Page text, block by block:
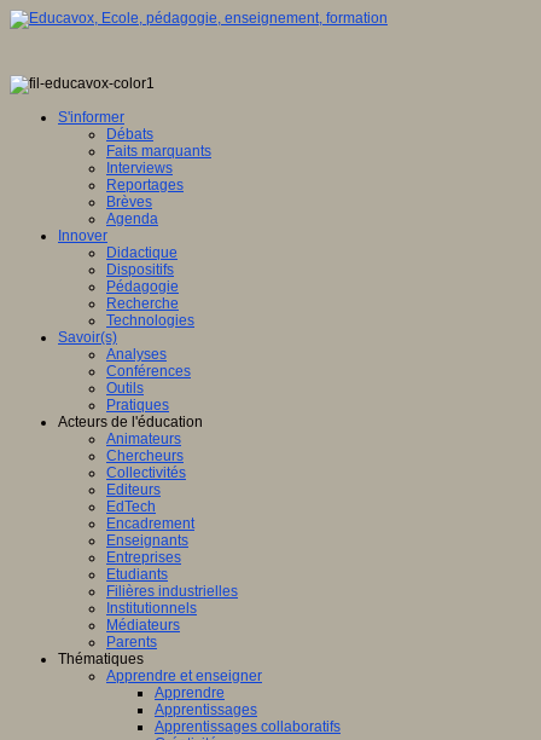
S'informer
Débats
Faits marquants
Interviews
Reportages
Brèves
Agenda
Innover
Didactique
Dispositifs
Pédagogie
Recherche
Technologies
Savoir(s)
Analyses
Conférences
Outils
Pratiques
Acteurs de l'éducation
Animateurs
Chercheurs
Collectivités
Editeurs
EdTech
Encadrement
Enseignants
Entreprises
Etudiants
Filières industrielles
Institutionnels
Médiateurs
Parents
Thématiques
Apprendre et enseigner
Apprendre
Apprentissages
Apprentissages collaboratifs